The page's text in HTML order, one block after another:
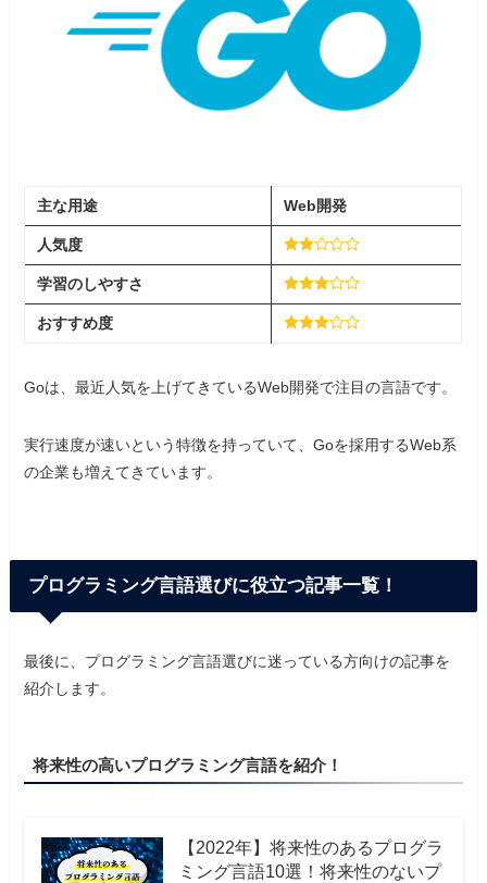
主な用途 Web開発
人気度
学習のしやすさ
おすすめ度
Goは、最近人気を上げてきているWeb開発で注目の言語です。
実行速度が速いという特徴を持っていて、Goを採用するWeb系
の企業も増えてきています。
プログラミング言語選びに役立つ記事一覧！
最後に、プログラミング言語選びに迷っている方向けの記事を
紹介します。
将来性の高いプログラミング言語を紹介！
【2022年】将来性のあるプログラ
ミング言語10選！将来性のないプ